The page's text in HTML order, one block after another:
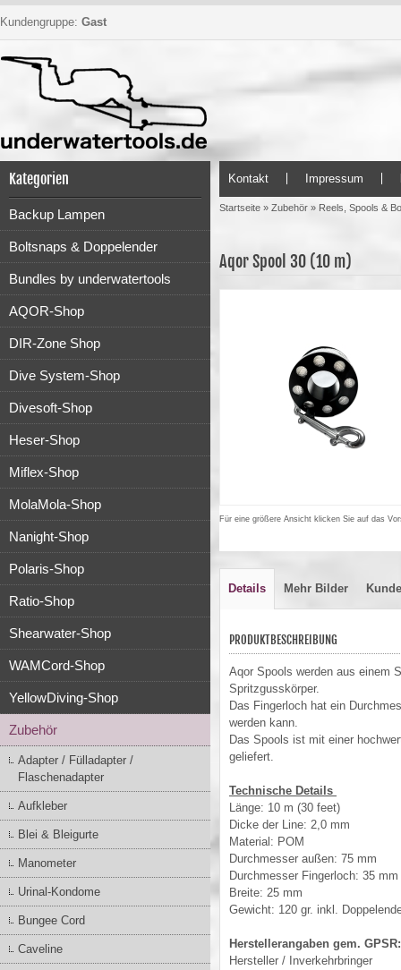
Kundengruppe: Gast
Kategorien
Backup Lampen
Boltsnaps & Doppelender
Bundles by underwatertools
AQOR-Shop
DIR-Zone Shop
Dive System-Shop
Divesoft-Shop
Heser-Shop
Miflex-Shop
MolaMola-Shop
Nanight-Shop
Polaris-Shop
Ratio-Shop
Shearwater-Shop
WAMCord-Shop
YellowDiving-Shop
Zubehör
Adapter / Fülladapter /
Flaschenadapter
Aufkleber
Blei & Bleigurte
Manometer
Urinal-Kondome
Bungee Cord
Caveline
Kontakt Impressum
Startseite » Zubehör » Reels, Spools &
Aqor Spool 30 (10 m)
Für eine größere Ansicht klicken Sie auf das
Details Mehr Bilder
PRODUKTBESCHREIBUNG
Aqor Spools werden aus einem
Spritzgusskörper.
Das Fingerloch hat ein
werden kann.
Das Spools ist mit einer
geliefert.
Technische Details
Länge: 10 m (30 feet)
Dicke der Line: 2,0 mm
Material: POM
Durchmesser außen: 75 mm
Durchmesser Fingerloch: 35 mm
Breite: 25 mm
Gewicht: 120 gr. inkl.
Herstellerangaben gem. GPSR:
Hersteller / Inverkehrbringer